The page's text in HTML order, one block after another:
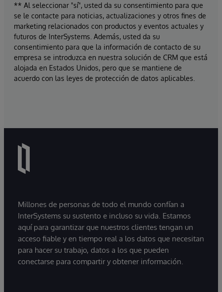
** Al seleccionar "sí", usted da su consentimiento para que
se le contacte para noticias, actualizaciones y otros fines de
marketing relacionados con productos y eventos actuales y
futuros de InterSystems. Además, usted da su
consentimiento para que la información de contacto de su
empresa se introduzca en nuestra solución de CRM que está
alojada en Estados Unidos, pero que se mantiene de
acuerdo con las leyes de protección de datos aplicables.
Millones de personas de todo el mundo confían a
InterSystems su sustento e incluso su vida. Estamos
aquí para garantizar que nuestros clientes tengan un
acceso fiable y en tiempo real a los datos que necesitan
para hacer su trabajo, datos a los que pueden
conectarse para compartir y obtener información.